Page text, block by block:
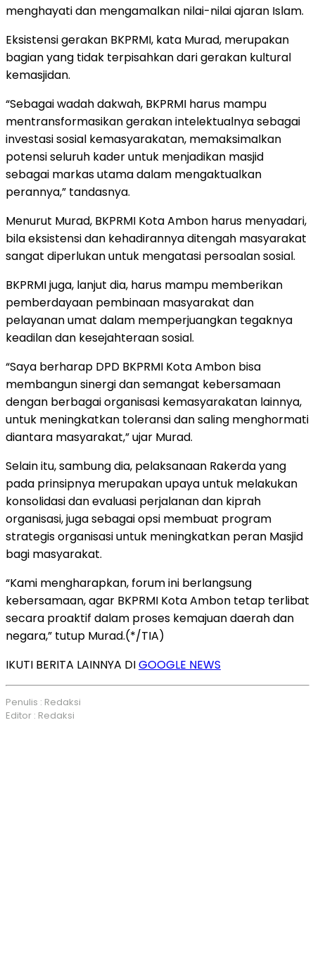
menghayati dan mengamalkan nilai-nilai ajaran Islam.
Eksistensi gerakan BKPRMI, kata Murad, merupakan
bagian yang tidak terpisahkan dari gerakan kultural
kemasjidan.
“Sebagai wadah dakwah, BKPRMI harus mampu
mentransformasikan gerakan intelektualnya sebagai
investasi sosial kemasyarakatan, memaksimalkan
potensi seluruh kader untuk menjadikan masjid
sebagai markas utama dalam mengaktualkan
perannya,” tandasnya.
Menurut Murad, BKPRMI Kota Ambon harus menyadari,
bila eksistensi dan kehadirannya ditengah masyarakat
sangat diperlukan untuk mengatasi persoalan sosial.
BKPRMI juga, lanjut dia, harus mampu memberikan
pemberdayaan pembinaan masyarakat dan
pelayanan umat dalam memperjuangkan tegaknya
keadilan dan kesejahteraan sosial.
“Saya berharap DPD BKPRMI Kota Ambon bisa
membangun sinergi dan semangat kebersamaan
dengan berbagai organisasi kemasyarakatan lainnya,
untuk meningkatkan toleransi dan saling menghormati
diantara masyarakat,” ujar Murad.
Selain itu, sambung dia, pelaksanaan Rakerda yang
pada prinsipnya merupakan upaya untuk melakukan
konsolidasi dan evaluasi perjalanan dan kiprah
organisasi, juga sebagai opsi membuat program
strategis organisasi untuk meningkatkan peran Masjid
bagi masyarakat.
“Kami mengharapkan, forum ini berlangsung
kebersamaan, agar BKPRMI Kota Ambon tetap terlibat
secara proaktif dalam proses kemajuan daerah dan
negara,” tutup Murad.(*/TIA)
IKUTI BERITA LAINNYA DIGOOGLE NEWS
Penulis : Redaksi
Editor : Redaksi